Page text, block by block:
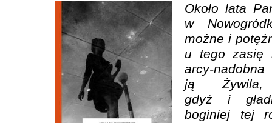
Około lata
w
możne i
u tego zasię
arcy-
ją
gdyż i
boginiej tej